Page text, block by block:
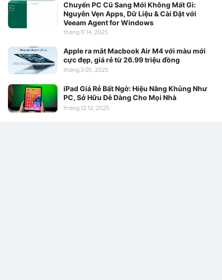
Chuyển PC Cũ Sang Mới Không Mất Gì:
Nguyên Vẹn Apps, Dữ Liệu & Cài Đặt với
Veeam Agent for Windows
tháng 11 14, 2025
Apple ra mắt Macbook Air M4 với màu mới
cực đẹp, giá rẻ từ 26.99 triệu đồng
tháng 3 05, 2025
iPad Giá Rẻ Bất Ngờ: Hiệu Năng Khủng Như
PC, Sở Hữu Dễ Dàng Cho Mọi Nhà
tháng 12 12, 2025